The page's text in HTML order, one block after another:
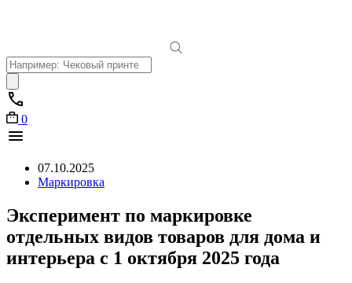
Поиск
товаров
0
07.10.2025
Маркировка
Эксперимент по маркировке
отдельных видов товаров для дома и
интерьера с 1 октября 2025 года